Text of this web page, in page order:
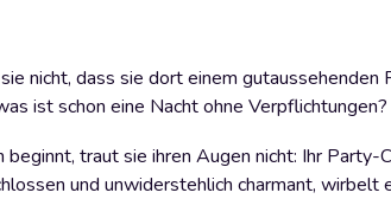
nicht, dass sie dort einem gutaussehenden
ist schon eine Nacht ohne Verpflichtungen?
traut sie ihren Augen nicht: Ihr Party-
und unwiderstehlich charmant, wirbelt